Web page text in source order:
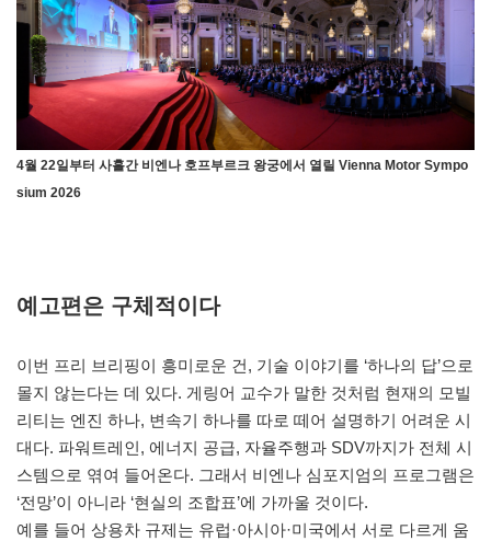
4월 22일부터 사흘간 비엔나 호프부르크 왕궁에서 열릴 Vienna Motor Sympo
sium 2026
예고편은 구체적이다
이번 프리 브리핑이 흥미로운 건, 기술 이야기를 ‘하나의 답’으로
몰지 않는다는 데 있다. 게링어 교수가 말한 것처럼 현재의 모빌
리티는 엔진 하나, 변속기 하나를 따로 떼어 설명하기 어려운 시
대다. 파워트레인, 에너지 공급, 자율주행과 SDV까지가 전체 시
스템으로 엮여 들어온다. 그래서 비엔나 심포지엄의 프로그램은
‘전망’이 아니라 ‘현실의 조합표’에 가까울 것이다.
예를 들어 상용차 규제는 유럽·아시아·미국에서 서로 다르게 움